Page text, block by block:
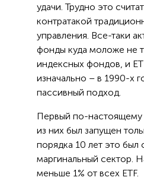
удачи. Трудно это
контратакой
управления. Все-таки
фонды куда моложе не
индексных фондов, и
изначально – в 1990-х
пассивный подход.
Первый по-настоящему
из них был запущен
порядка 10 лет это был
маргинальный сектор.
меньше 1% от всех ETF.